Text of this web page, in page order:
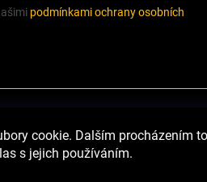
cookie. Dalším procházením
s jejich používáním.
podmínkami ochrany osobních
Podmínky ochrany osobních údajů